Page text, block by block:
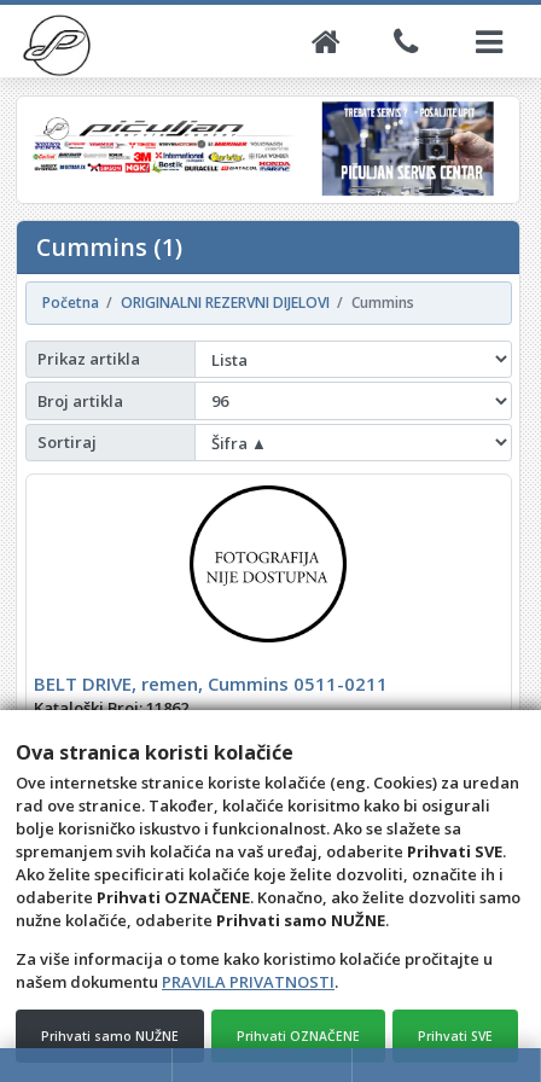
Cummins (1)
Početna ORIGINALNI REZERVNI DIJELOVI Cummins
Prikaz artikla
Broj artikla
Sortiraj
BELT DRIVE, remen, Cummins 0511-0211
Kataloški Broj: 11862
DODAJ U KOŠARICU
Opći uvjeti
Pravila privatnosti
Raskid ugovora – povrat
Prigovor potrošača –
reklamacije
Kontakt
PIČULJAN SERVIS CENTAR d.o.o.
4D Wand IMC 24.11.14.1
Ova stranica koristi kolačiće
Ove internetske stranice koriste kolačiće (eng. Cookies) za uredan
rad ove stranice. Također, kolačiće korisitmo kako bi osigurali
bolje korisničko iskustvo i funkcionalnost. Ako se slažete sa
spremanjem svih kolačića na vaš uređaj, odaberite Prihvati SVE.
Ako želite specificirati kolačiće koje želite dozvoliti, označite ih i
odaberite Prihvati OZNAČENE. Konačno, ako želite dozvoliti samo
nužne kolačiće, odaberite Prihvati samo NUŽNE.
Za više informacija o tome kako koristimo kolačiće pročitajte u
našem dokumentu PRAVILA PRIVATNOSTI.
Prihvati samo NUŽNE Prihvati OZNAČENE Prihvati SVE